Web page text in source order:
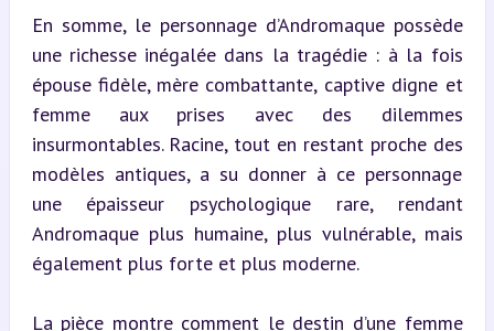
En somme, le personnage d’Andromaque possède
une richesse inégalée dans la tragédie : à la fois
épouse fidèle, mère combattante, captive digne et
femme aux prises avec des dilemmes
insurmontables. Racine, tout en restant proche des
modèles antiques, a su donner à ce personnage
une épaisseur psychologique rare, rendant
Andromaque plus humaine, plus vulnérable, mais
également plus forte et plus moderne.
La pièce montre comment le destin d’une femme